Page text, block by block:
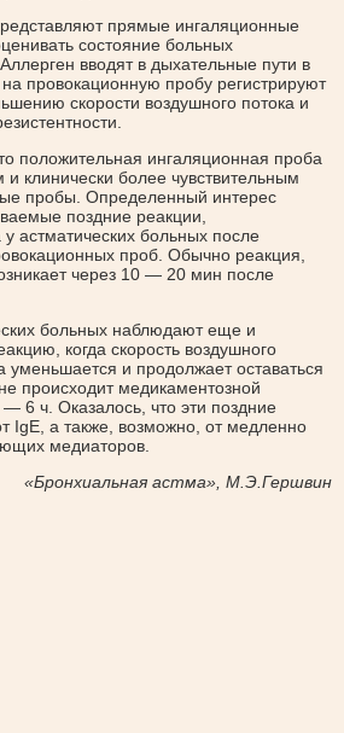
прямые ингаляционные
состояние больных
вводят в дыхательные пути в
провокационную пробу регистрируют
скорости воздушного потока и
положительная ингаляционная проба
клинически более чувствительным
пробы. Определенный интерес
поздние реакции,
астматических больных после
проб. Обычно реакция,
через 10 — 20 мин после
больных наблюдают еще и
когда скорость воздушного
уменьшается и продолжает оставаться
происходит медикаментозной
6 ч. Оказалось, что эти поздние
IgE, а также, возможно, от медленно
медиаторов.
«Бронхиальная астма», М.Э.Гершвин